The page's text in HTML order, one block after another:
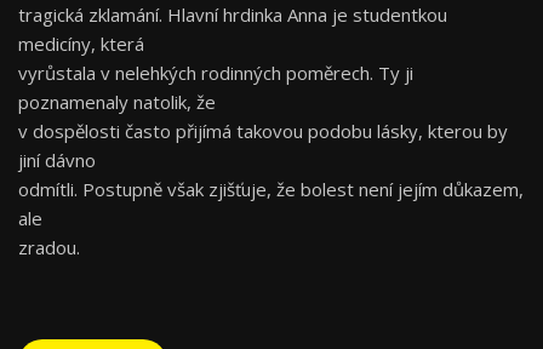
tragická zklamání. Hlavní hrdinka Anna je studentkou
medicíny, která
vyrůstala v nelehkých rodinných poměrech. Ty ji
poznamenaly natolik, že
v dospělosti často přijímá takovou podobu lásky, kterou by
jiní dávno
odmítli. Postupně však zjišťuje, že bolest není jejím důkazem,
ale
zradou.